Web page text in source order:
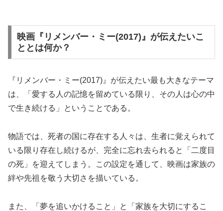
映画『リメンバー・ミー(2017)』が伝えたいこ
ととは何か？
『リメンバー・ミー(2017)』が伝えたい最も大きなテーマ
は、「愛する人の記憶を留めている限り、その人は心の中
で生き続ける」ということである。
物語では、死者の国に存在する人々は、生者に覚えられて
いる限り存在し続けるが、完全に忘れ去られると「二度目
の死」を迎えてしまう。この設定を通して、映画は家族の
絆や先祖を敬う大切さを描いている。
また、「夢を追いかけること」と「家族を大切にするこ